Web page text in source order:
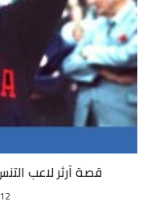
قصة آرثر لاعب